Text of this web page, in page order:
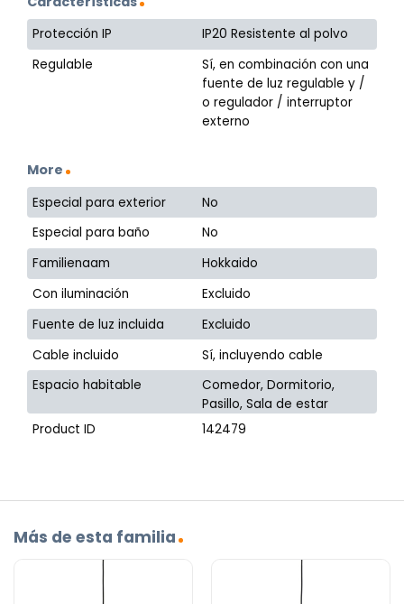
Protección IP
IP20 Resistente al polvo
Regulable
Sí, en combinación con una
fuente de luz regulable y /
o regulador / interruptor
externo
More
Especial para exterior
No
Especial para baño
No
Familienaam
Hokkaido
Con iluminación
Excluido
Fuente de luz incluida
Excluido
Cable incluido
Sí, incluyendo cable
Espacio habitable
Comedor, Dormitorio,
Pasillo, Sala de estar
Product ID
142479
Más de esta familia